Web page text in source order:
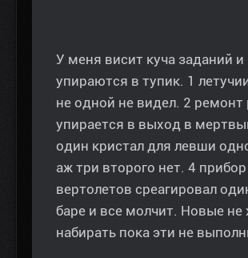
У меня висит куча заданий и
упираются в тупик. 1
не одной не видел. 2 ремонт
упирается в выход в
один кристал для левши
аж три второго нет. 4
вертолетов среагировал
баре и все молчит. Новые не
набирать пока эти не